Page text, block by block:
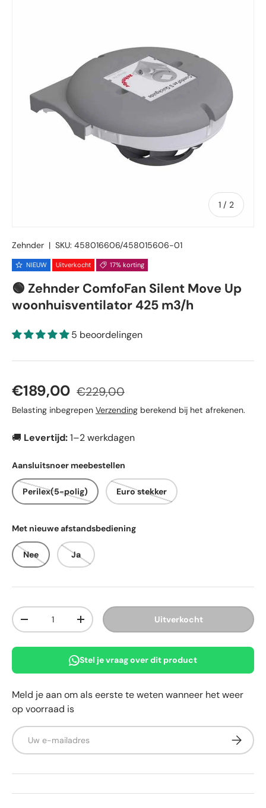
1 / van
2
Zehnder | SKU: 458016606/458015606-01
NIEUW Uitverkocht 17% korting
🟢 Zehnder ComfoFan Silent Move Up
woonhuisventilator 425 m3/h
5 beoordelingen
Verkoopprijs
€189,00 Reguliere prijs
€229,00
Belasting inbegrepen Verzending berekend bij het afrekenen.
🚚 Levertijd:1–2 werkdagen
Aansluitsnoer meebestellen
Perilex(5-polig) Euro stekker
Met nieuwe afstandsbediening
Nee Ja
Aantal
Verlaag de hoeveelheidVerhoog de hoeveelheidUitverkocht
Stel je vraag over dit product
Meld je aan om als eerste te weten wanneer het weer
op voorraad is
E-mailadres